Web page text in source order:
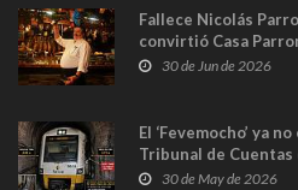
Fallece Nicolás
convirtió Casa
en Madrid
30 de Jun de 2026
El ‘Fevemocho’ ya
Tribunal de
sobrecoste de los
30 de May de 2026